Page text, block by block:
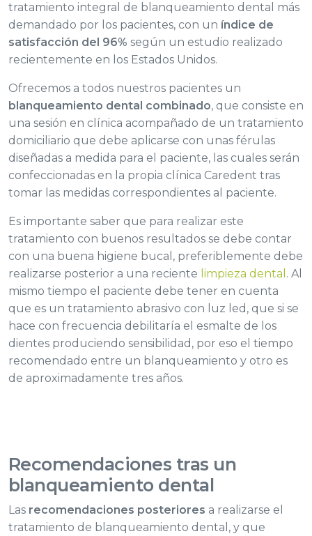
tratamiento integral de blanqueamiento dental más
demandado por los pacientes, con un índice de
satisfacción del 96% según un estudio realizado
recientemente en los Estados Unidos.
Ofrecemos a todos nuestros pacientes un
blanqueamiento dental combinado, que consiste en
una sesión en clínica acompañado de un tratamiento
domiciliario que debe aplicarse con unas férulas
diseñadas a medida para el paciente, las cuales serán
confeccionadas en la propia clínica Caredent tras
tomar las medidas correspondientes al paciente.
Es importante saber que para realizar este
tratamiento con buenos resultados se debe contar
con una buena higiene bucal, preferiblemente debe
realizarse posterior a una reciente limpieza dental . Al
mismo tiempo el paciente debe tener en cuenta
que es un tratamiento abrasivo con luz led, que si se
hace con frecuencia debilitaría el esmalte de los
dientes produciendo sensibilidad, por eso el tiempo
recomendado entre un blanqueamiento y otro es
de aproximadamente tres años.
Recomendaciones tras un
blanqueamiento dental
Las recomendaciones posteriores a realizarse el
tratamiento de blanqueamiento dental, y que